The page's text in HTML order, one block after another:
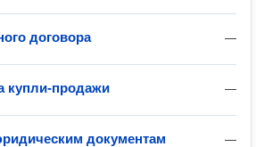
—
договора
—
купли-продажи
—
документам